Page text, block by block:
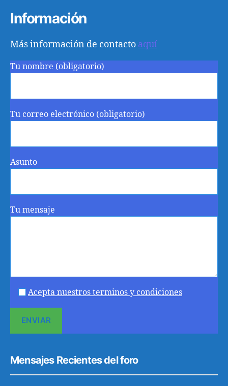
Información
Más información de contacto aquí
Tu nombre (obligatorio)
Tu correo electrónico (obligatorio)
Asunto
Tu mensaje
Acepta nuestros terminos y condiciones
Mensajes Recientes del foro